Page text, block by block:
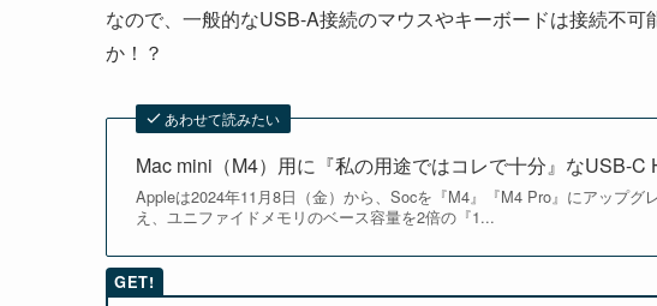
なので、一般的なUSB-A接続のマウスやキーボードは接続不
か！？
あわせて読みたい
Mac mini（M4）用に『私の用途ではコレで十分』なUSB-C
Appleは2024年11月8日（金）から、Socを『M4』『M4 Pro』にアップ
え、ユニファイドメモリのベース容量を2倍の『1...